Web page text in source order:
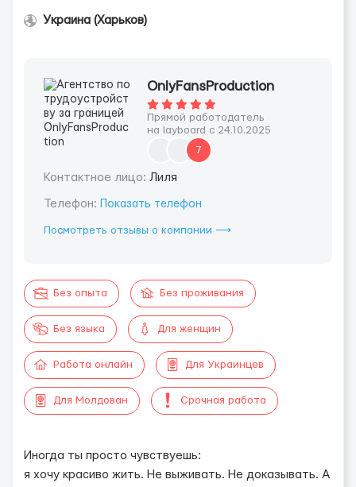
Украина (Харьков)
OnlyFansProduction
Прямой работодатель
на layboard с 24.10.2025
7
Контактное лицо: Лиля
Телефон: Показать телефон
Посмотреть отзывы о компании ⟶
Без опыта Без проживания
Без языка Для женщин
Работа онлайн Для Украинцев
Для Молдован Срочная работа
Иногда ты просто чувствуешь:
я хочу красиво жить. Не выживать. Не доказывать. А